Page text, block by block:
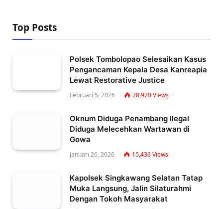
Top Posts
Polsek Tombolopao Selesaikan Kasus
Pengancaman Kepala Desa Kanreapia
Lewat Restorative Justice
Februari 5, 2026 78,970Views
Oknum Diduga Penambang Ilegal
Diduga Melecehkan Wartawan di
Gowa
Januari 26, 2026 15,436Views
Kapolsek Singkawang Selatan Tatap
Muka Langsung, Jalin Silaturahmi
Dengan Tokoh Masyarakat